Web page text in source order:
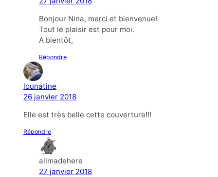
Bonjour Nina, merci et bienvenue!
Tout le plaisir est pour moi.
A bientôt,
Répondre
lounatine
26 janvier 2018
Elle est très belle cette couverture!!!
Répondre
allmadehere
27 janvier 2018